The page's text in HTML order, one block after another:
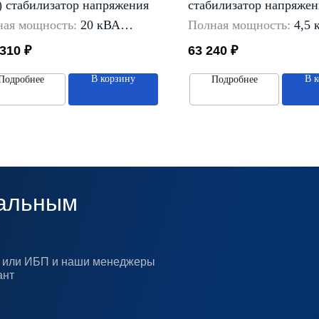
напряжения
мощность: 20 кВА
диапазон
установки:
₽
В корзину
стабилизатор
Полная мощность: 4,5
Предельный диапазон
Способ установки:
в
63 240 ₽
Подробнее В
или ИБП и наши менеджеры